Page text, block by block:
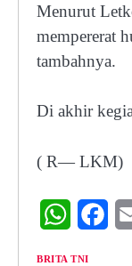
Menurut
mempererat
tambahnya.
Di akhir
( R— LKM)
WhatsApp
BRITA TNI